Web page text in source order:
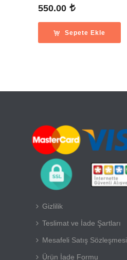
550.00
Sepete Ekle
Gizlilik
Teslimat ve İade Şartları
Mesafeli Satış Sözleşmesi
Ürün İade Formu